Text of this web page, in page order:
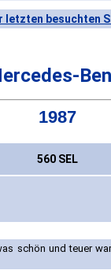
letzten besuchten
1987
560 SEL
schön und teuer